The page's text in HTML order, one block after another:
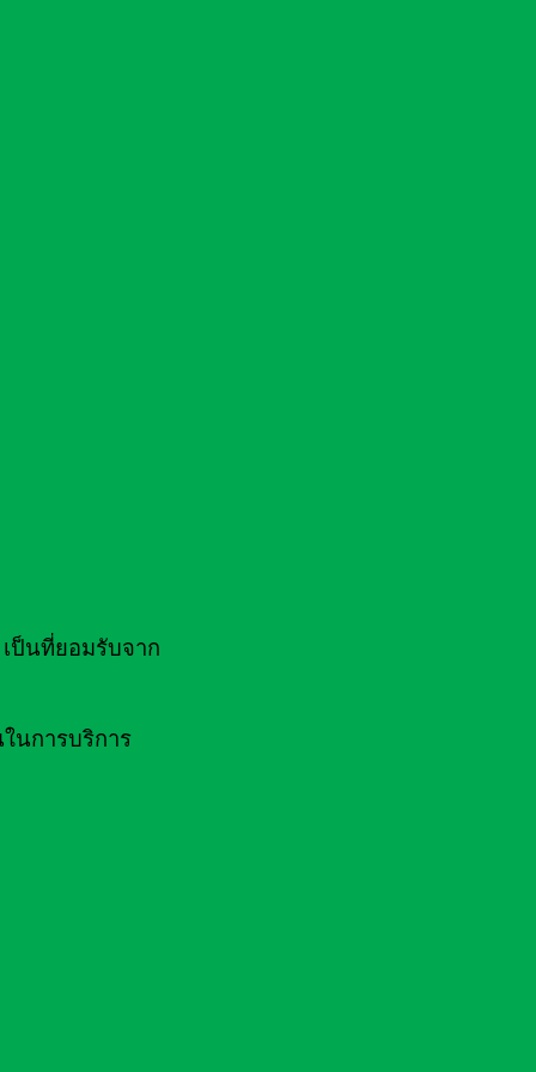
ป็นที่ยอมรับจาก
นการบริการ